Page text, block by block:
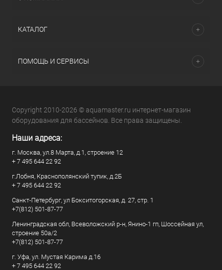
КАТАЛОГ
ПОМОЩЬ И СЕРВИСЫ
Copyright 2010-2026 © aquamaster.ru интернет-магазин
оборудования для бассейнов. Все права защищены.
Наши адреса:
г. Москва, ул.8 Марта, д.1, строение 12
+ 7 495 644 22 92
г.Лобня, Краснополянский тупик, д.2Б
+ 7 495 644 22 92
Санкт-Петербург, ул Бокситогорская, д. 27, стр. 1
+7(812) 501-87-77
Ленинградская обл, Всеволожский р-н, Янино-1 гп, Шоссейная ул,
строение 50а/2
+7(812) 501-87-77
г. Уфа, ул. Мустая Карима д.16
+ 7 495 644 22 92